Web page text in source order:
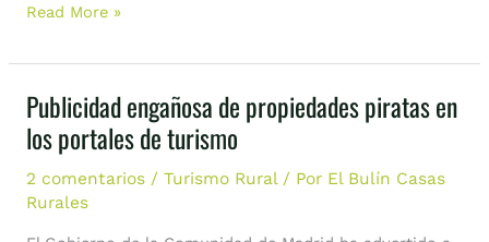
Read More »
Publicidad engañosa de propiedades piratas en
los portales de turismo
2 comentarios / Turismo Rural / Por El Bulín Casas
Rurales
Publicidad
engañosa
de
propiedades
piratas